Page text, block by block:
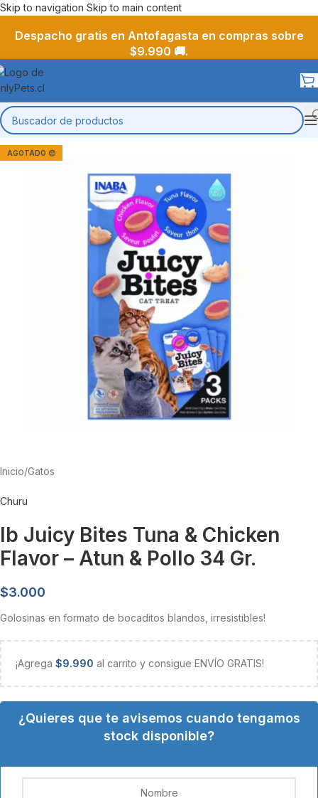
Skip to navigation Skip to main content
Despacho gratis en Antofagasta en compras sobre
$9.990 🚚.
AGOTADO 😔
Inicio/Gatos
Churu
Ib Juicy Bites Tuna & Chicken
Flavor – Atun & Pollo 34 Gr.
$3.000
Golosinas en formato de bocaditos blandos, irresistibles!
¡Agrega $9.990 al carrito y consigue ENVÍO GRATIS!
¿Quieres que te avisemos cuando tengamos
stock disponible?